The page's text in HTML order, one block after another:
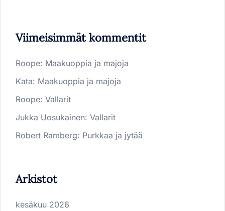
Viimeisimmät kommentit
Roope: Maakuoppia ja majoja
Kata: Maakuoppia ja majoja
Roope: Vallarit
Jukka Uosukainen: Vallarit
Robert Ramberg: Purkkaa ja jytää
Arkistot
kesäkuu 2026